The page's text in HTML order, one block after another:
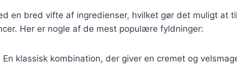
en bred vifte af ingredienser, hvilket gør det muligt at
Her er nogle af de mest populære fyldninger:
En klassisk kombination, der giver en cremet og